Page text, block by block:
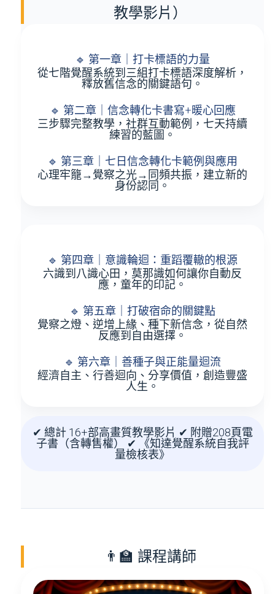
教學影片）
🔹 第一章｜打卡標語的力量
從七階覺醒系統到三組打卡標語深度解析，
釋放舊信念的關鍵語句。
🔹 第二章｜信念轉化卡書寫+暖心回應
三步驟完整教學，社群互動範例，七天持續
練習的藍圖。
🔹 第三章｜七日信念轉化卡範例與應用
心理牢籠→覺察之光→同頻共振，建立新的
身份認同。
🔹 第四章｜意識輪迴：重蹈覆轍的根源
六識到八識心田，莫那識如何讓你自動反
應，童年的印記。
🔹 第五章｜打破宿命的關鍵點
覺察之燈、逆增上緣、種下新信念，從自然
反應到自由選擇。
🔹 第六章｜善種子與正能量迴流
經濟自主、行善迴向、分享價值，創造豐盛
人生。
✔ 總計 16+部高畫質教學影片 ✔ 附贈208頁電
子書（含轉售權） ✔ 《知達覺醒系統自我評
量檢核表》
👨‍🏫 課程講師